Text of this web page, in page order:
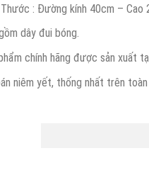
: Đường kính 40cm – Cao
dây đui bóng.
chính hãng được sản xuất
niêm yết, thống nhất trên toàn